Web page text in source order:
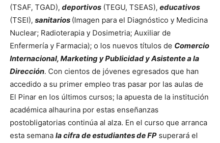
(TSAF, TGAD), deportivos (TEGU, TSEAS), educativos
(TSEI), sanitarios (Imagen para el Diagnóstico y Medicina
Nuclear; Radioterapia y Dosimetria; Auxiliar de
Enfermería y Farmacia); o los nuevos títulos de Comercio
Internacional, Marketing y Publicidad y Asistente a la
Dirección. Con cientos de jóvenes egresados que han
accedido a su primer empleo tras pasar por las aulas de
El Pinar en los últimos cursos; la apuesta de la institución
académica alhaurina por estas enseñanzas
postobligatorias continúa al alza. En el curso que arranca
esta semana la cifra de estudiantes de FP superará el